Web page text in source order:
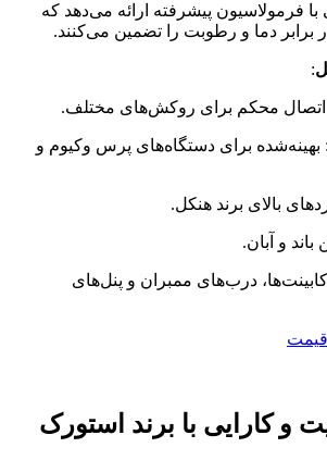
فرمولاسیون پیشرفته ارائه می‌دهد که
برابر دما و رطوبت را تضمین می‌کنند.
:
اتصال محکم برای روکش‌های مختلف.
: بهینه‌شده برای دستگاه‌های پرس وکیوم و
بالای برند هنکل.
باند و آبان.
درب‌های ممبران و پنل‌های
و کارایی با برند استورک